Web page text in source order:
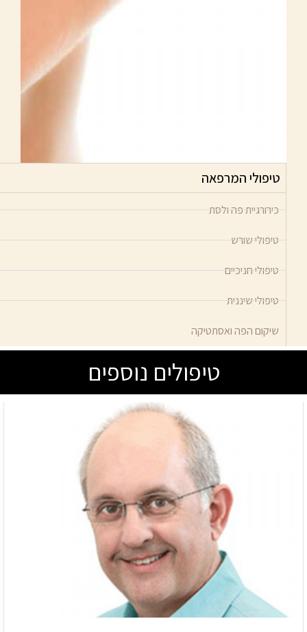
טיפולי המרפאה
כירורגיית פה ולסת
טיפולי שורש
טיפולי חניכיים
טיפולי שיננית
שיקום הפה ואסתטיקה
טיפולים נוספים